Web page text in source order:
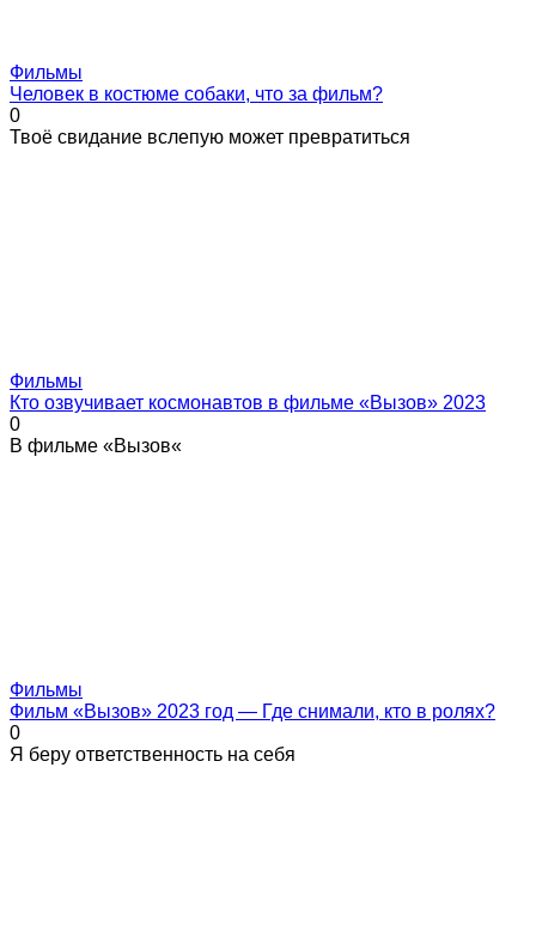
Фильмы
Человек в костюме собаки, что за фильм?
0
Твоё свидание вслепую может превратиться
Фильмы
Кто озвучивает космонавтов в фильме «Вызов» 2023
0
В фильме «Вызов«
Фильмы
Фильм «Вызов» 2023 год — Где снимали, кто в ролях?
0
Я беру ответственность на себя